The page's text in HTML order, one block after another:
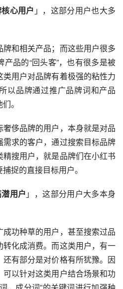
心用户 」，这部分用户也大多
和相关产品；而这些用户很多
品的“回头客”，也有很多是被
用户对品牌有着极强的粘性力
以品牌通过推广品牌词和产品
。
侈品牌的用户，本身就是对品
求的客户，通过搜索目标品牌
搜用户，就是品牌们在小红书
捉的直接目标用户。
用户 」，这部分用户大多本身
功种草的用户，甚至搜索过品
化成消费。而这类用户，有一
有部分是对价格有所犹豫。因
以针对这类用户结合场景和功